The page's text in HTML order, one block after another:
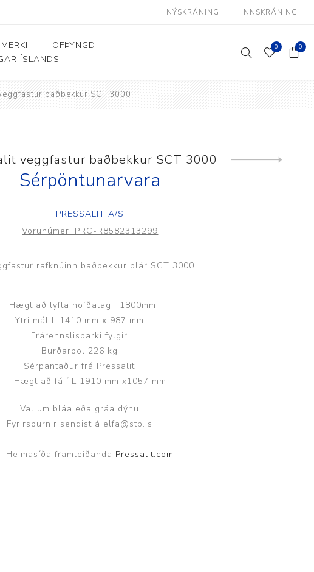
NÝSKRÁNING INNSKRÁNING
Þjálfun og endurhæfing Hjálpartæki
Vinnuborð og sérhæfðir
Innréttingar, vagnar og
Rekstrarvörur
Skoðunar- og
meðferðarbekkir
Smátæki
Þrýstingsvafningar
OFÞYNGD
ÍSLANDS
0 0
baðbekkur SCT 3000
veggfastur baðbekkur SCT 3000
Sérpöntunarvara
PRESSALIT A/S
Vörunúmer: PRC-R8582313299
rafknúinn baðbekkur blár SCT 3000
Hægt að lyfta höfðalagi 1800mm
Ytri mál L 1410 mm x 987 mm
Frárennslisbarki fylgir
Burðarþol 226 kg
Sérpantaður frá Pressalit
Hægt að fá í L 1910 mm x1057 mm
Val um bláa eða gráa dýnu
Fyrirspurnir sendist á elfa@stb.is
Heimasíða framleiðanda Pressalit.com